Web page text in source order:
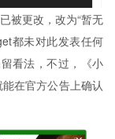
被更改，改为“暂无
都未对此发表任何
看法，不过，《小
在官方公告上确认